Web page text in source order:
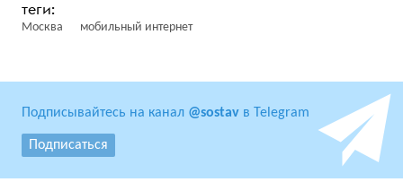
Москва мобильный интернет
Подписывайтесь на канал @sostav в Telegram
Подписаться